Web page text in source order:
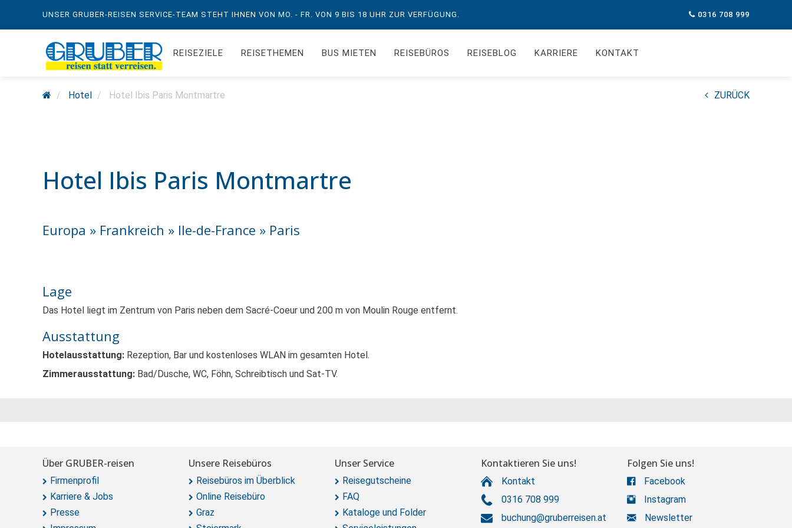
UNSER GRUBER-REISEN SERVICE-TEAM STEHT IHNEN VON MO. - FR. VON 9 BIS 18 UHR ZUR VERFÜGUNG. 0316 708 999
REISEZIELE REISETHEMEN BUS MIETEN REISEBÜROS REISEBLOG KARRIERE KONTAKT
Hotel Hotel Ibis Paris Montmartre ZURÜCK
Hotel Ibis Paris Montmartre
Europa » Frankreich » Ile-de-France » Paris
Lage
Das Hotel liegt im Zentrum von Paris neben dem Sacré-Coeur und 200 m von Moulin Rouge entfernt.
Ausstattung
Hotelausstattung: Rezeption, Bar und kostenloses WLAN im gesamten Hotel.
Zimmerausstattung: Bad/Dusche, WC, Föhn, Schreibtisch und Sat-TV.
Über GRUBER-reisen
Firmenprofil
Karriere & Jobs
Presse
Unsere Reisebüros
Reisebüros im Überblick
Online Reisebüro
Graz
Unser Service
Reisegutscheine
FAQ
Kataloge und Folder
Kontaktieren Sie uns!
Kontakt
0316 708 999
buchung@gruberreisen.at
Folgen Sie uns!
Facebook
Instagram
Newsletter